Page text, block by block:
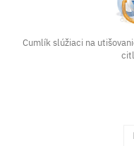
Cumlík slúžiaci na